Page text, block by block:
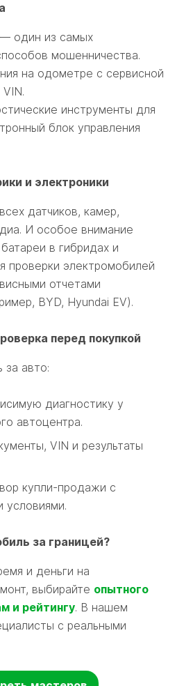
один из самых
мошенничества.
на одометре с сервисной
инструменты для
блок управления
и электроники
датчиков, камер,
И особое внимание
в гибридах и
проверки электромобилей
отчетами
BYD, Hyundai EV).
перед покупкой
за авто:
диагностику у
автоцентра.
VIN и результаты
купли-продажи с
условиями.
за границей?
и деньги на
выбирайте опытного
и рейтингу. В нашем
с реальными